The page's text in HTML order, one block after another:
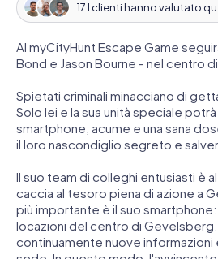
17 I clienti hanno valutato
Al myCityHunt Escape Game
Bond e Jason Bourne - nel centro
Spietati criminali minacciano di
Solo lei e la sua unità speciale
smartphone, acume e una sana
il loro nascondiglio segreto e
Il suo team di colleghi entusiasti è
caccia al tesoro piena di azione a
più importante è il suo smartphone:
locazioni del centro di Gevelsberg.
continuamente nuove informazioni